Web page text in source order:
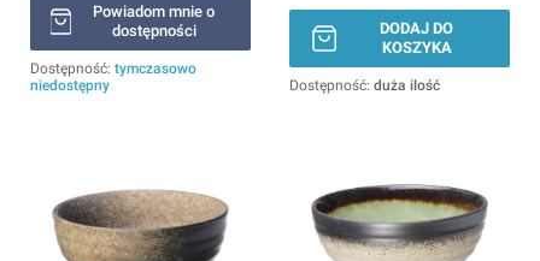
Powiadom mnie o
dostępności
Dostępność: tymczasowo
niedostępny
DODAJ DO
KOSZYKA
Dostępność: duża ilość